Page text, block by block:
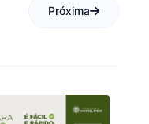
Próxima